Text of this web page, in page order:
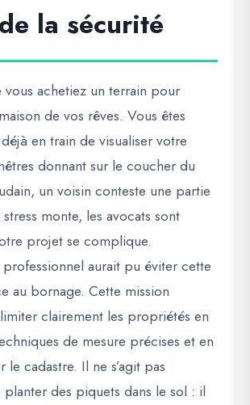
la sécurité
vous achetiez un terrain pour
de vos rêves. Vous êtes
en train de visualiser votre
donnant sur le coucher du
un voisin conteste une partie
monte, les avocats sont
projet se complique.
aurait pu éviter cette
au bornage. Cette mission
clairement les propriétés en
de mesure précises et en
le cadastre. Il ne s’agit pas
planter des piquets dans le sol : il